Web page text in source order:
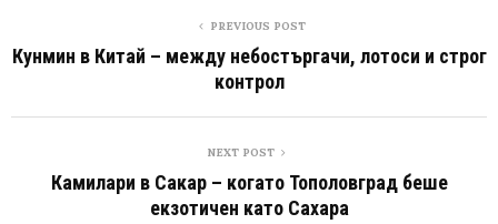
PREVIOUS POST
Кунмин в Китай – между небостъргачи, лотоси и строг
контрол
NEXT POST
Камилари в Сакар – когато Тополовград беше
екзотичен като Сахара